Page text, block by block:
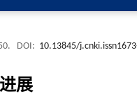
DOI: 10.13845/
展